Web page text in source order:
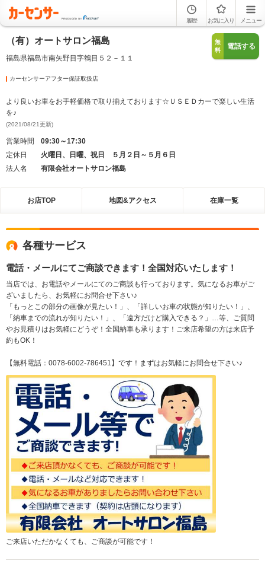
履歴 お気に入り メニュー
（有）オートサロン福島
福島県福島市南矢野目字鵯目５２－１１
無
料
電話する
カーセンサーアフター保証取扱店
より良いお車をお手軽価格で取り揃えております☆ＵＳＥＤカーで楽しい生活
を♪
(2021/08/21更新)
営業時間
09:30～17:30
定休日
火曜日、日曜、祝日 ５月２日～５月６日
法人名
有限会社オートサロン福島
お店TOP 地図&アクセス 在庫一覧
各種サービス
電話・メールにてご商談できます！全国対応いたします！
当店では、お電話やメールにてのご商談も行っております。気になるお車がご
ざいましたら、お気軽にお問合せ下さい♪
「もっとこの部分の画像が見たい！」、「詳しいお車の状態が知りたい！」、
「納車までの流れが知りたい！」、「遠方だけど購入できる？」…等、ご質問
やお見積りはお気軽にどうぞ！全国納車も承ります！ご来店希望の方は来店予
約もOK！
【無料電話：0078-6002-786451】です！まずはお気軽にお問合せ下さい♪
ご来店いただかなくても、ご商談が可能です！